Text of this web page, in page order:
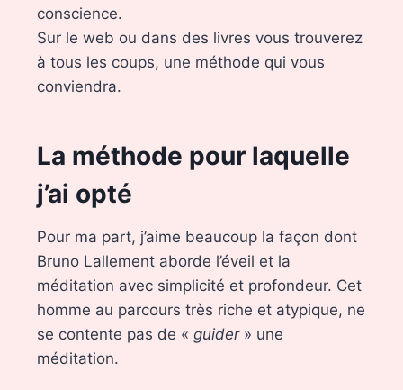
conscience.
Sur le web ou dans des livres vous trouverez
à tous les coups, une méthode qui vous
conviendra.
La méthode pour laquelle
j’ai opté
Pour ma part, j’aime beaucoup la façon dont
Bruno Lallement aborde l’éveil et la
méditation avec simplicité et profondeur. Cet
homme au parcours très riche et atypique, ne
se contente pas de « guider» une
méditation.